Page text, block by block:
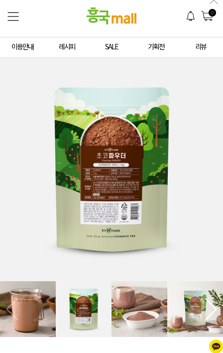
0
이용안내 레시피 SALE 기획전 리뷰